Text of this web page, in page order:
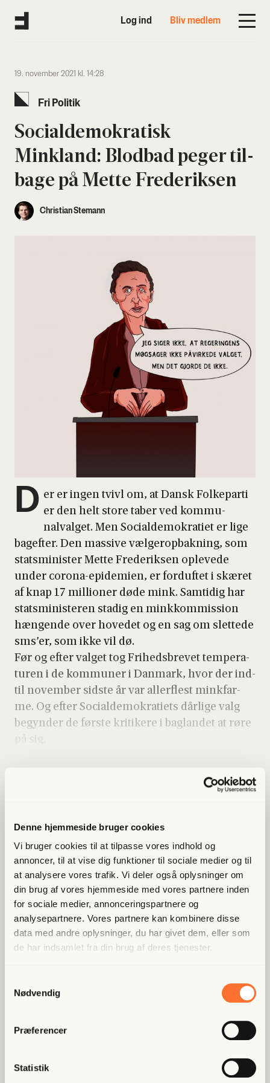
Denne hjemmeside bruger cookies
Vi bruger cookies til at tilpasse vores indhold og
annoncer, til at vise dig funktioner til sociale medier og til
at analysere vores trafik. Vi deler også oplysninger om
din brug af vores hjemmeside med vores partnere inden
for sociale medier, annonceringspartnere og
analysepartnere. Vores partnere kan kombinere disse
data med andre oplysninger, du har givet dem, eller som
de har indsamlet fra din brug af deres tjenester.
Nødvendig
Præferencer
Statistik
Log ind Bliv medlem
19. november 2021 kl. 14:28
Fri Poli­tik
Soci­al­de­mo­kra­tisk
Minkland: Blod­bad peger til­
ba­ge på Met­te Fre­de­rik­sen
Christian Stemann
D er er ingen tvivl om, at Dansk Fol­ke­par­ti
er den helt sto­re taber ved kom­mu­
nalval­get. Men Soci­al­de­mo­kra­ti­et er lige
bag­ef­ter. Den mas­si­ve væl­gero­p­bak­ning, som
stats­mi­ni­ster Met­te Fre­de­rik­sen ople­ve­de
under cor­o­na-epi­de­mi­en, er for­duf­tet i skæ­ret
af knap 17 mil­li­o­ner døde mink. Sam­ti­dig har
stats­mi­ni­ste­ren sta­dig en mink­kom­mis­sion
hæn­gen­de over hove­d­et og en sag om slet­te­de
sms’er, som ikke vil dø.
Før og efter val­get tog Fri­heds­bre­vet tem­pe­ra­
tu­ren i de kom­mu­ner i Dan­mark, hvor der ind­
til novem­ber sid­ste år var aller­f­lest mink­far­
me. Og efter Soci­al­de­mo­kra­tiets dår­li­ge valg
begyn­der de før­ste kri­ti­ke­re i bag­lan­det at røre
på sig.
Bliv med­lem og få adgang til hele Fri­heds­bre­vet. Fra
artik­ler til podcasts – få ori­gi­nal jour­na­li­stik, du ikke
fin­der andre ste­der
Bliv med­lem og spar nu
Allerede medlem? Log ind her.
Populære artikler